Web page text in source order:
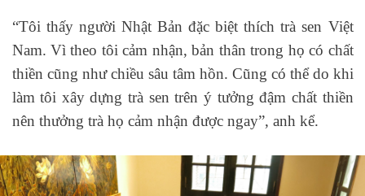
“Tôi thấy người Nhật Bản đặc biệt thích trà sen Việt
Nam. Vì theo tôi cảm nhận, bản thân trong họ có chất
thiền cũng như chiều sâu tâm hồn. Cũng có thể do khi
làm tôi xây dựng trà sen trên ý tưởng đậm chất thiền
nên thưởng trà họ cảm nhận được ngay”, anh kể.